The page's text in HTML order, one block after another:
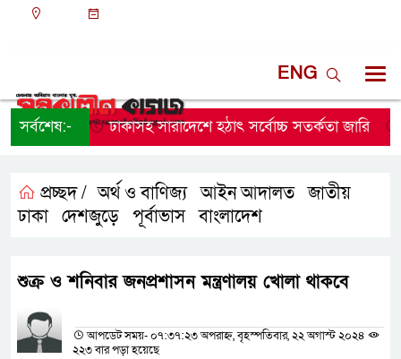
ENG
সর্বশেষ:- ঢাকাসহ সারাদেশে হঠাৎ সর্বোচ্চ সতর্কতা জা‌রি
প্রচ্ছদ / অর্থ ও বাণিজ্য ,আইন আদালত ,জাতীয়
ঢাকা দেশজুড়ে পূর্বাভাস ,বাংলাদেশ
শুক্র ও শনিবার জনপ্রশাসন মন্ত্রণালয় খোলা থাকবে
আপডেট সময়- ০৭:৩৭:২৩ অপরাহ্ন, বৃহস্পতিবার, ২২ অগাস্ট ২০২৪
২২৩ বার পড়া হয়েছে